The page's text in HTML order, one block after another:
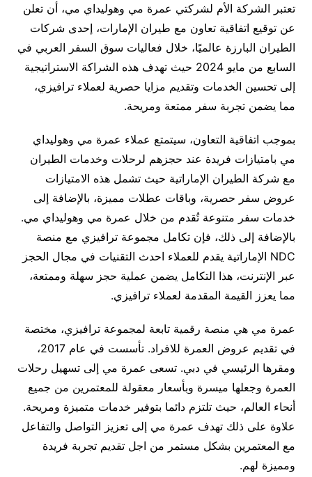
تعتبر الشركة الأم لشركتي عمرة مي وهوليداي مي، أن تعلن
عن توقيع اتفاقية تعاون مع طيران الإمارات، إحدى شركات
الطيران البارزة عالميًا، خلال فعاليات سوق السفر العربي في
السابع من مايو 2024 حيث تهدف هذه الشراكة الاستراتيجية
إلى تحسين الخدمات وتقديم مزايا حصرية لعملاء ترافيزي،
مما يضمن تجربة سفر ممتعة ومريحة.
بموجب اتفاقية التعاون، سيتمتع عملاء عمرة مي وهوليداي
مي بامتيازات فريدة عند حجزهم لرحلات وخدمات الطيران
مع شركة الطيران الإماراتية حيث تشمل هذه الامتيازات
عروض سفر حصرية، وباقات عطلات مميزة، بالإضافة إلى
خدمات سفر متنوعة تُقدم من خلال عمرة مي وهوليداي مي.
بالإضافة إلى ذلك، فإن تكامل مجموعة ترافيزي مع منصة
NDC الإماراتية يقدم للعملاء احدث التقنيات في مجال الحجز
عبر الإنترنت، هذا التكامل يضمن عملية حجز سهلة وممتعة،
مما يعزز القيمة المقدمة لعملاء ترافيزي.
عمرة مي هي منصة رقمية تابعة لمجموعة ترافيزي، مختصة
في تقديم عروض العمرة للافراد. تأسست في عام 2017،
ومقرها الرئيسي في دبي. تسعى عمرة مي إلى تسهيل رحلات
العمرة وجعلها ميسرة وبأسعار معقولة للمعتمرين من جميع
أنحاء العالم، حيث تلتزم دائما بتوفير خدمات متميزة ومريحة.
علاوة على ذلك تهدف عمرة مي إلى تعزيز التواصل والتفاعل
مع المعتمرين بشكل مستمر من اجل تقديم تجربة فريدة
ومميزة لهم.